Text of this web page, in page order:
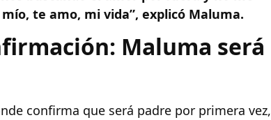
te amo, mi vida”, explicó Maluma.
Maluma será
confirma que será padre por primera vez,